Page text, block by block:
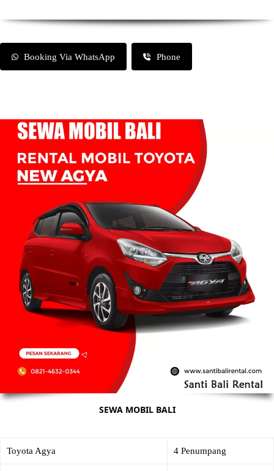
Booking Via WhatsApp Phone
SEWA MOBIL BALI
Toyota Agya 4 Penumpang